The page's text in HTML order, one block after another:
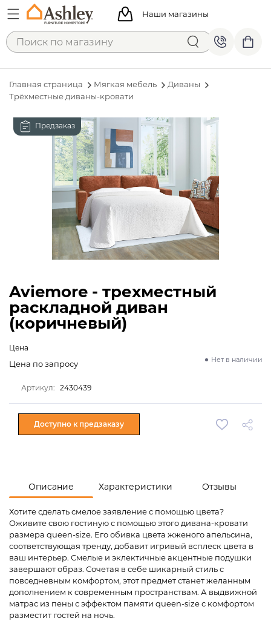
Наши магазины
Главная страница Мягкая мебель
Диваны
Трёхместные диваны-кровати
Предзаказ
Описание Характеристики Отзывы
Хотите сделать смелое заявление с помощью цвета?
Оживите свою гостиную с помощью этого дивана-кровати
размера queen-size. Его обивка цвета жженого апельсина,
соответствующая тренду, добавит игривый всплеск цвета в
ваш интерьер. Смелые и эклектичные акцентные подушки
завершают образ. Сочетая в себе шикарный стиль с
повседневным комфортом, этот предмет станет желанным
дополнением к современным пространствам. А выдвижной
матрас из пены с эффектом памяти queen-size с комфортом
разместит гостей на ночь.
Aviemore - трехместный
раскладной диван
(коричневый)
Цена
Нет в наличии
Цена по запросу
Артикул: 2430439
Доступно к предзаказу